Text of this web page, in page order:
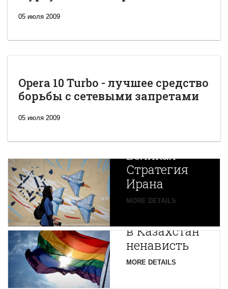
05 июля 2009
Opera 10 Turbo - лучшее средство
борьбы с сетевыми запретами
05 июля 2009
Новая
Великая
Стратегия
Ирана
MORE DETAILS
Путин
в Казахстан
ненависть
MORE DETAILS
Центральной
Азии
зарождается